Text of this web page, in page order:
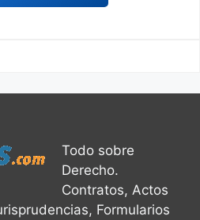
Todo sobre
Derecho.
Contratos, Actos
Formularios